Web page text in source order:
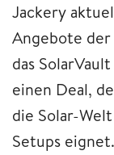
Jackery
Angebote der
das
einen Deal,
die Solar-
Setups